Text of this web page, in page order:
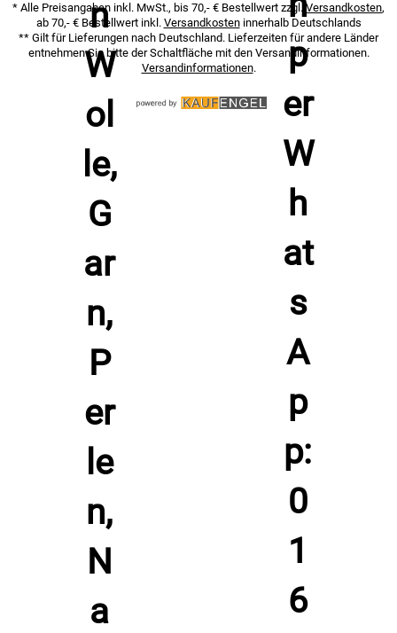
* Alle Preisangaben inkl. MwSt., bis 70,- € Bestellwert zzgl. Versandkosten,
ab 70,- € Bestellwert inkl. Versandkosteninnerhalb Deutschlands
** Gilt für Lieferungen nach Deutschland. Lieferzeiten für andere Länder
entnehmen Sie bitte der Schaltfläche mit den Versandinformationen.
Versandinformationen.